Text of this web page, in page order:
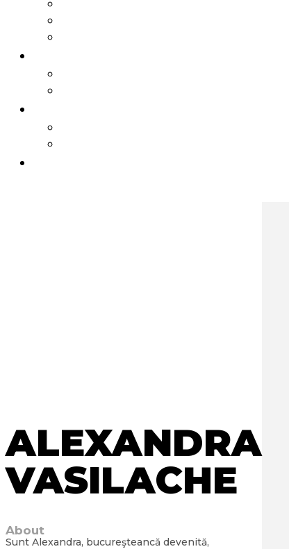
ALEXANDRA
VASILACHE
About
Sunt Alexandra, bucureşteancă devenită,